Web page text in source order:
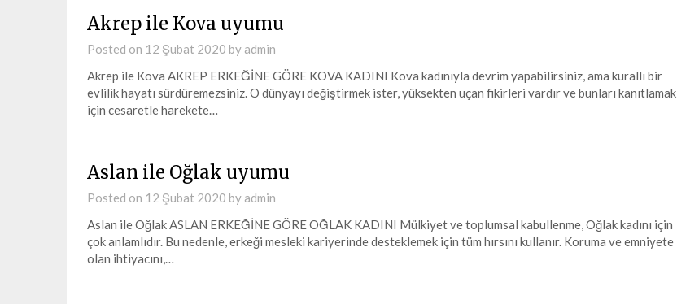
Akrep ile Kova uyumu
Posted on 12 Şubat 2020 by admin
Akrep ile Kova AKREP ERKEĞİNE GÖRE KOVA KADINI Kova kadınıyla devrim yapabilirsiniz, ama kurallı bir
evlilik hayatı sürdüremezsiniz. O dünyayı değiştirmek ister, yüksekten uçan fikirleri vardır ve bunları kanıtlamak
için cesaretle harekete…
Aslan ile Oğlak uyumu
Posted on 12 Şubat 2020 by admin
Aslan ile Oğlak ASLAN ERKEĞİNE GÖRE OĞLAK KADINI Mülkiyet ve toplumsal kabullenme, Oğlak kadını için
çok anlamlıdır. Bu nedenle, erkeği mesleki kariyerinde desteklemek için tüm hırsını kullanır. Koruma ve emniyete
olan ihtiyacını,…